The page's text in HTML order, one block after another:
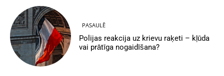
PASAULĒ
Polijas reakcija uz krievu raķeti – kļūda
vai prātīga nogaidīšana?